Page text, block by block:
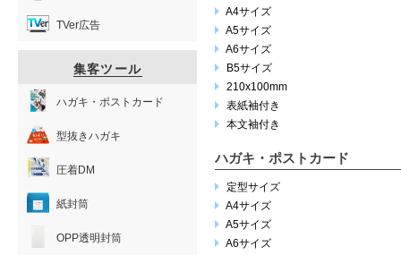
A4サイズ
A5サイズ
A6サイズ
B5サイズ
210x100mm
表紙袖付き
本文袖付き
ハガキ・ポストカード
定型サイズ
A4サイズ
A5サイズ
A6サイズ
TVer広告
集客ツール
ハガキ・ポストカード
型抜きハガキ
圧着DM
紙封筒
OPP透明封筒